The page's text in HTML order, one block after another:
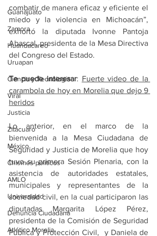
Guanajuato
Zamora
Huandacareo
Uruapan
Ciencia y Tecnología
Viral
Justicia
Zitácuaro
México
Chismes políticos
AMLO
Universidad
Denuncia Ciudadana
Atlético Morelia
combatir de manera eficaz y eficiente el
miedo y la violencia en Michoacán”,
exhortó la diputada Ivonne Pantoja
Abascal, presidenta de la Mesa Directiva
del Congreso del Estado.
Te puede interesar: Fuerte video de la
carambola de hoy en Morelia que dejo 9
heridos
Lo anterior, en el marco de la
bienvenida a la Mesa Ciudadana de
Seguridad y Justicia de Morelia que hoy
tuvo su primera Sesión Plenaria, con la
asistencia de autoridades estatales,
municipales y representantes de la
sociedad civil, en la cual participaron las
diputadas Margarita López Pérez,
presidenta de la Comisión de Seguridad
Pública y Protección Civil,  y Daniela de